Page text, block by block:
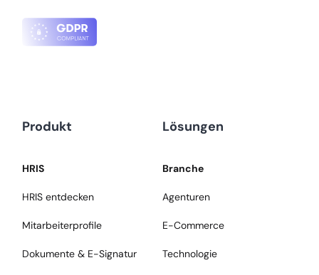
Produkt
HRIS
HRIS entdecken
Mitarbeiterprofile
Dokumente & E-Signatur
Lösungen
Branche
Agenturen
E-Commerce
Technologie